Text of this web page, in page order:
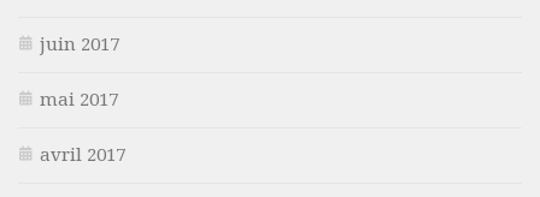
juin 2017
mai 2017
avril 2017